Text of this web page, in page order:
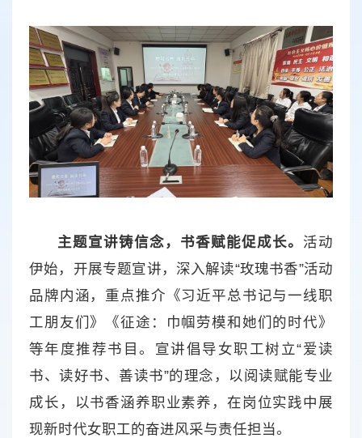
主题宣讲铸信念，书香赋能促成长。 活动
伊始，开展专题宣讲，深入解读“玫瑰书香”活动
品牌内涵，重点推介《习近平总书记与一线职
工朋友们》《征途：巾帼劳模和她们的时代》
等年度推荐书目。宣讲倡导女职工树立“爱读
书、读好书、善读书”的理念，以阅读赋能专业
成长，以书香涵养职业素养，在岗位实践中展
现新时代女职工的奋进风采与责任担当。